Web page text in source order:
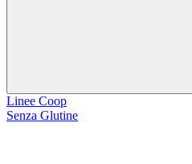
Linee Coop
Senza Glutine